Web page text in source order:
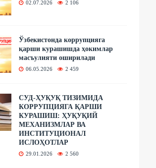
02.07.2026 2 106
Ўзбекистонда коррупцияга
қарши курашишда ҳокимлар
масъулияти оширилади
06.05.2026 2 459
СУД-ҲУҚУҚ ТИЗИМИДА
КОРРУПЦИЯГА ҚАРШИ
КУРАШИШ: ҲУҚУҚИЙ
МЕХАНИЗМЛАР ВА
ИНСТИТУЦИОНАЛ
ИСЛОҲОТЛАР
29.01.2026 2 560